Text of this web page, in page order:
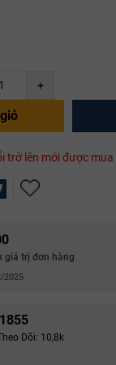
+
trở lên mới được
giá trị đơn hàng
2025
Dõi: 10,8k